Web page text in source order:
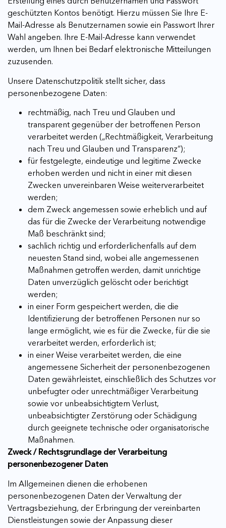
geschützten Kontos benötigt. Hierzu müssen Sie Ihre E-
Mail-Adresse als Benutzernamen sowie ein Passwort Ihrer
Wahl angeben. Ihre E-Mail-Adresse kann verwendet
werden, um Ihnen bei Bedarf elektronische Mitteilungen
zuzusenden.
Unsere Datenschutzpolitik stellt sicher, dass
personenbezogene Daten:
rechtmäßig, nach Treu und Glauben und
transparent gegenüber der betroffenen Person
verarbeitet werden („Rechtmäßigkeit, Verarbeitung
nach Treu und Glauben und Transparenz“);
für festgelegte, eindeutige und legitime Zwecke
erhoben werden und nicht in einer mit diesen
Zwecken unvereinbaren Weise weiterverarbeitet
werden;
dem Zweck angemessen sowie erheblich und auf
das für die Zwecke der Verarbeitung notwendige
Maß beschränkt sind;
sachlich richtig und erforderlichenfalls auf dem
neuesten Stand sind, wobei alle angemessenen
Maßnahmen getroffen werden, damit unrichtige
Daten unverzüglich gelöscht oder berichtigt
werden;
in einer Form gespeichert werden, die die
Identifizierung der betroffenen Personen nur so
lange ermöglicht, wie es für die Zwecke, für die sie
verarbeitet werden, erforderlich ist;
in einer Weise verarbeitet werden, die eine
angemessene Sicherheit der personenbezogenen
Daten gewährleistet, einschließlich des Schutzes vor
unbefugter oder unrechtmäßiger Verarbeitung
sowie vor unbeabsichtigtem Verlust,
unbeabsichtigter Zerstörung oder Schädigung
durch geeignete technische oder organisatorische
Maßnahmen.
Zweck / Rechtsgrundlage der Verarbeitung
personenbezogener Daten
Im Allgemeinen dienen die erhobenen
personenbezogenen Daten der Verwaltung der
Vertragsbeziehung, der Erbringung der vereinbarten
Dienstleistungen sowie der Anpassung dieser